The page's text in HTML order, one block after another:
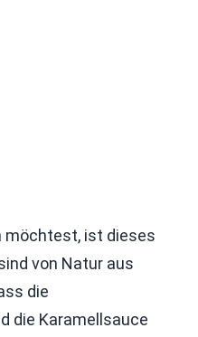
möchtest, ist dieses
von Natur aus
die
die Karamellsauce